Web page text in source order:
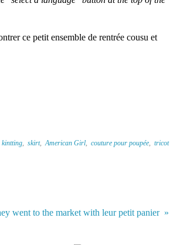
ce petit ensemble de rentrée cousu et
kintting, skirt,American Girl, couture pour poupée, tricot
went to the market with leur petit panier